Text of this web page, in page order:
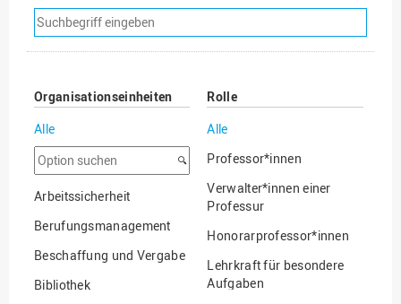
Suchfilter
entfernen
Organisationseinheiten
Alle
Option
suchen
Arbeitssicherheit
Berufungsmanagement
Beschaffung und Vergabe
Bibliothek
Rolle
Alle
Professor*innen
Verwalter*innen einer
Professur
Honorarprofessor*innen
Lehrkraft für besondere
Aufgaben